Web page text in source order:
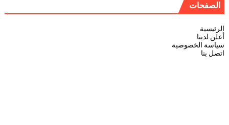
الصفحات
الرئيسية
أعلن لدينا
سياسة الخصوصية
اتصل بنا